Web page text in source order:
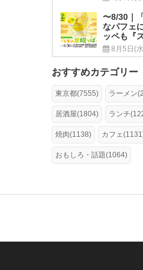
〜8/30｜
なパフェ
ッペも『
8月5日(
おすすめカテゴリー
東京都(7555) ラーメン
居酒屋(1804) ランチ
焼肉(1138) カフェ
おもしろ・話題(1064)